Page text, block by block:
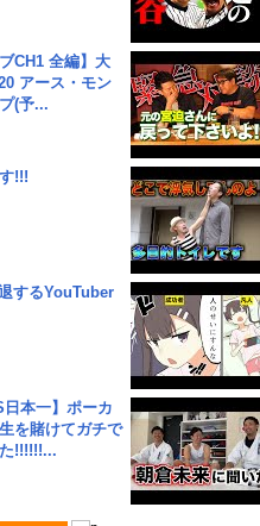
CH1 全編】大
アース・モン
(予...
!!!
するYouTuber
日本一】ポーカ
を賭けてガチで
!!!!!!...